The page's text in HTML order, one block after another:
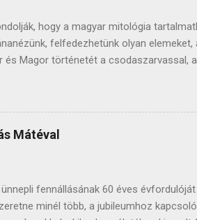
hogy a magyar mitológia
felfedezhetünk olyan
és Magor történetét a csodaszarvassal,
alkotják az ősmagyar hitvilágot. Az
foglalja magába. A mítoszokat
és természetfeletti erőkkel
jellemző, tehát vallásuk nem az
átvett a hun, az avar és a kun
Mátéval
fennállásának 60 éves
minél több, a jubileumhoz